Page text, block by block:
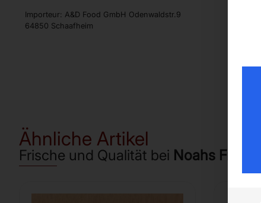
Importeur: A&D Food GmbH Odenwaldstr.9
64850 Schaafheim
Ähnliche Artikel
Frische und Qualität bei Noahs Früchte